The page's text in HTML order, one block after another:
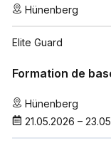
Hünenberg
Elite Guard
Formation de
Hünenberg
21.05.2026 –